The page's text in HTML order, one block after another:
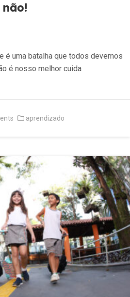
é uma batalha que todos devemos
é nosso melhor cuida
aprendizado